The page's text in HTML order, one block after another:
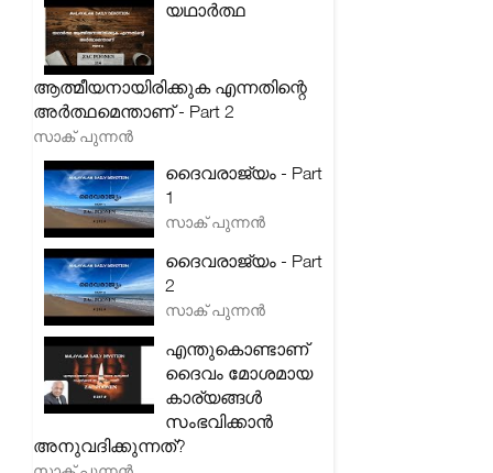
യഥാർത്ഥ
ആത്മീയനായിരിക്കുക എന്നതിന്റെ
അർത്ഥമെന്താണ് - Part 2
സാക് പുന്നൻ
ദൈവരാജ്യം - Part
1
സാക് പുന്നൻ
ദൈവരാജ്യം - Part
2
സാക് പുന്നൻ
എന്തുകൊണ്ടാണ്
ദൈവം മോശമായ
കാര്യങ്ങൾ
സംഭവിക്കാൻ
അനുവദിക്കുന്നത്?